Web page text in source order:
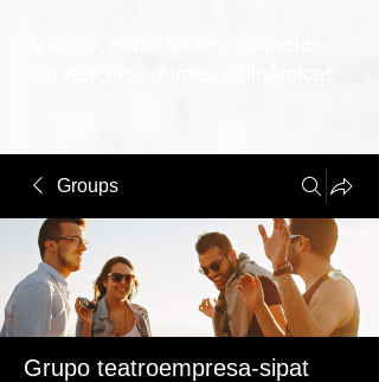
Groups
Grupo teatroempresa-sipat